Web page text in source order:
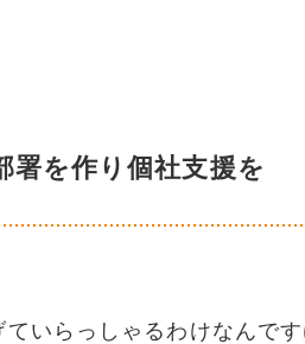
を作り個社支援を
ていらっしゃるわけなんで